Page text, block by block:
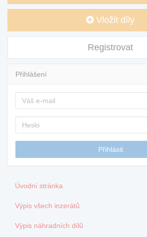
Vložit díly
Registrovat
Přihlášení
Úvodní stránka
Výpis všech inzerátů
Výpis náhradních dílů